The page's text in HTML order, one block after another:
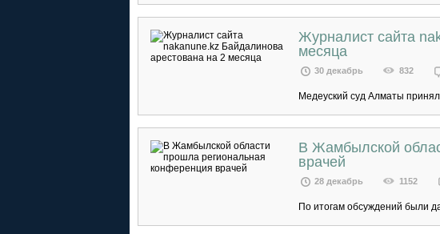
Журналист сайта
месяца
30 декабрь 832
Медеуский суд Алматы
В Жамбылской
врачей
28 декабрь 1152
По итогам обсуждений были